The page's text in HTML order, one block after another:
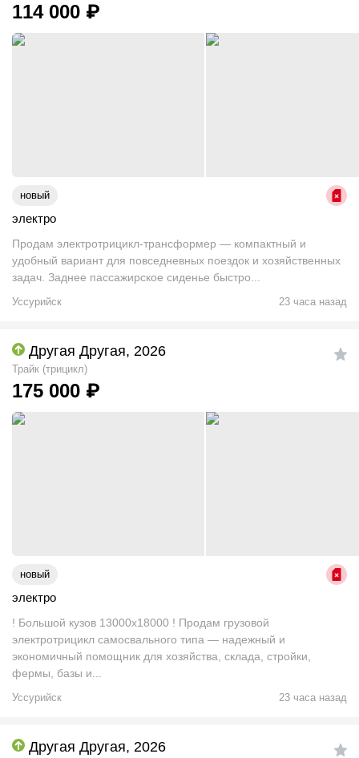
114 000 ₽
новый
электро
Продам электротрицикл-трансформер — компактный и
удобный вариант для повседневных поездок и хозяйственных
задач. Заднее пассажирское сиденье быстро...
Уссурийск 23 часа назад
Другая Другая, 2026
Трайк (трицикл)
175 000 ₽
новый
электро
! Большой кузов 13000х18000 ! Продам грузовой
электротрицикл самосвального типа — надежный и
экономичный помощник для хозяйства, склада, стройки,
фермы, базы и...
Уссурийск 23 часа назад
Другая Другая, 2026